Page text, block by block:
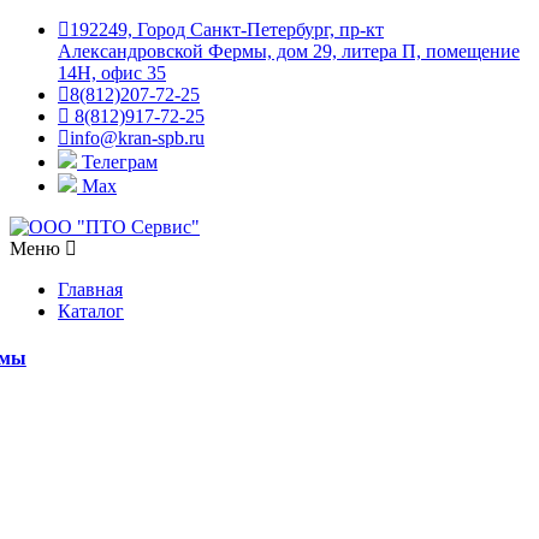
192249, Город Санкт-Петербург, пр-кт
Александровской Фермы, дом 29, литера П, помещение
14Н, офис 35
8(812)207-72-25
8(812)917-72-25
info@kran-spb.ru
Телеграм
Max
Меню
Главная
Каталог